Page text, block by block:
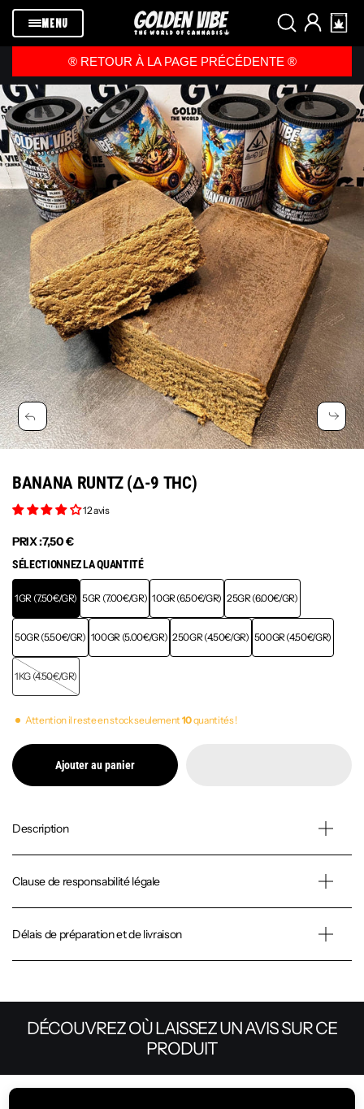
Passer au
contenuMENU
®️ RETOUR À LA PAGE PRÉCÉDENTE ®️
BANANA RUNTZ (Δ-9 THC)
12 avis
PRIX :7,50 €
SÉLECTIONNEZ LA QUANTITÉ
1GR (7.50€/GR) 5GR (7.00€/GR) 10GR (6.50€/GR) 25GR (6.00€/GR)
50GR (5.50€/GR) 100GR (5.00€/GR) 250GR (4.50€/GR) 500GR (4.50€/GR)
1KG (4.50€/GR)
Attention il reste en stock seulement10quantités !
Ajouter au panier
Description
Clause de responsabilité légale
Délais de préparation et de livraison
DÉCOUVREZ OÙ LAISSEZ UN AVIS SUR CE
PRODUIT